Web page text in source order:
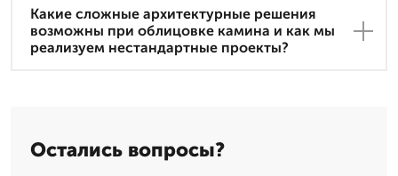
Какие сложные архитектурные решения
возможны при облицовке камина и как мы
реализуем нестандартные проекты?
Остались вопросы?